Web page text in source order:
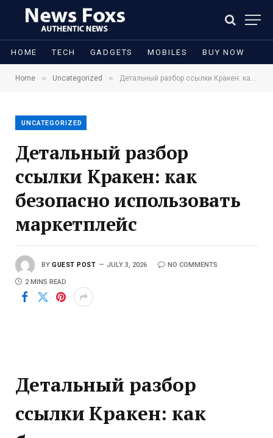
HOME TECH GADGETS MOBILES BUY NOW
Home » Uncategorized » Детальный разбор ссылки Кракен: как безопасно использовать маркетплейс
UNCATEGORIZED
Детальный разбор
ссылки Кракен: как
безопасно использовать
маркетплейс
BY GUEST POST JULY 3, 2026 NO COMMENTS
2 MINS READ
Детальный разбор
ссылки Кракен: как